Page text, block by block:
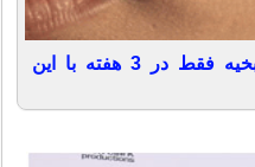
کاهش چشمگیر جای زخم و بخیه فقط در 3 هفته با این